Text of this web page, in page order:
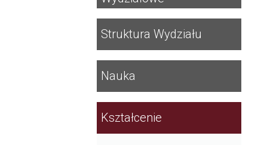
Struktura Wydziału
Nauka
Kształcenie